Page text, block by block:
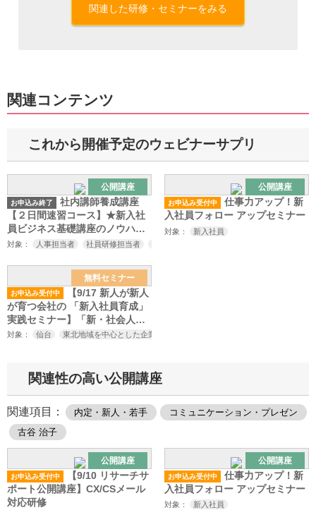
関連した研修・セミナーをみる
関連コンテンツ
これから開催予定のウェビナーサプリ
公開講座
お申込み終了
社内講師養成講座
【２日間速習コース】★新入社
員ビジネス基礎講座のノウハウ
伝授
対象： 人事担当者 社員研修担当者
公開講座
お申込み受付中
仕事力アップ！新
入社員フォロー アップセミナー
対象： 新入社員
無料セミナー
お申込み受付中
【9/17 新人が新人
が育つ会社の 「新入社員育成」
実践セミナー】「新・社会人基
礎力実践研修」体験会
対象： 仙台 東北地域を中心とした企業の 人事
関連性の高い公開講座
関連項目： 内定・新人・若手
コミュニケーション・プレゼン
古谷 治子
公開講座
お申込み受付中
【9/10 リサーチサ
ポート公開講座】CX/CSメール
対応研修
公開講座
お申込み受付中
仕事力アップ！新
入社員フォロー アップセミナー
対象： 新入社員